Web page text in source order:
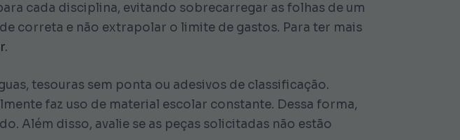
cada disciplina, evitando sobrecarregar as folhas de um
correta e não extrapolar o limite de gastos. Para ter mais
.
tesouras sem ponta ou adesivos de classificação.
faz uso de material escolar constante. Dessa forma,
Além disso, avalie se as peças solicitadas não estão